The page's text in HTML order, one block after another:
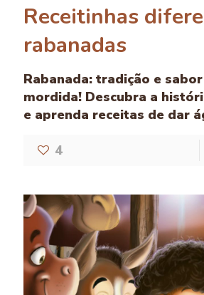
Receitinhas
rabanadas
Rabanada: tradição e
mordida! Descubra a
e aprenda receitas de dar
4